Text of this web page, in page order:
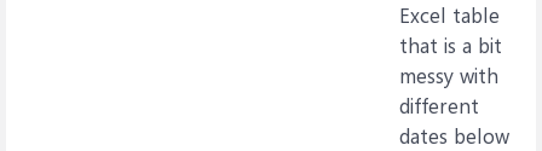
Excel table
that is a bit
messy with
different
dates below